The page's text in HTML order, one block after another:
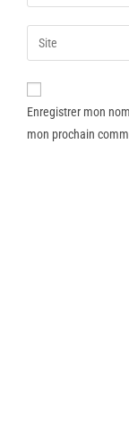
Enregistrer mon
mon prochain